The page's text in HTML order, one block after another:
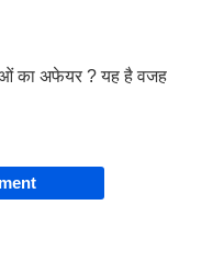
का अफेयर ? यह है वजह